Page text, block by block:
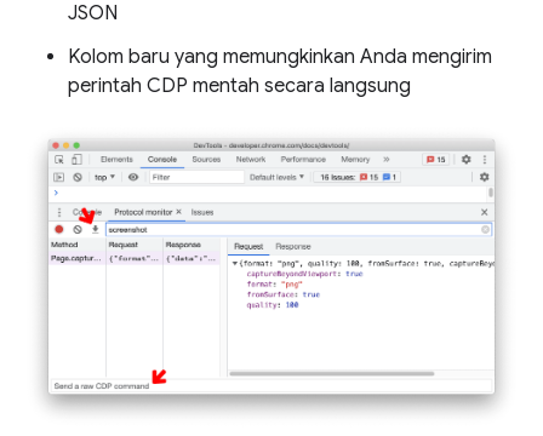
JSON
Kolom baru yang memungkinkan Anda mengirim
perintah CDP mentah secara langsung